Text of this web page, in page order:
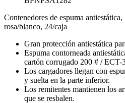
Contenedores de espuma
rosa/blanco, 24/caja
Gran protección antiestática
Espuma contorneada
cartón corrugado 200 # / ECT-
Los cargadores llegan con
y suelta en la parte inferior.
Los remitentes mantienen los
que se resbalen.